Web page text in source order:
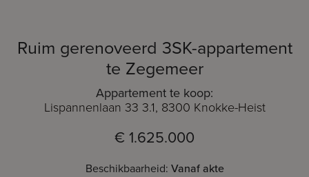
Ruim gerenoveerd 3SK-appartement
te Zegemeer
Appartement te koop:
Lispannenlaan 33 3.1, 8300 Knokke-Heist
€ 1.625.000
Beschikbaarheid: Vanaf akte